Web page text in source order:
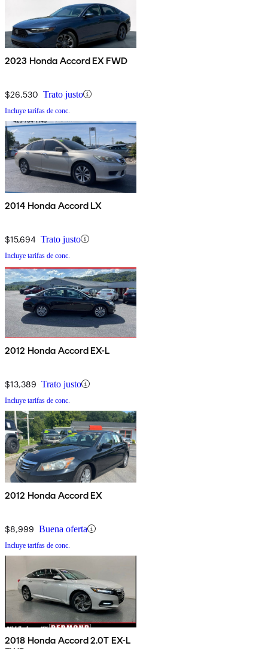
2023 Honda Accord EX FWD
$26,530 Trato justo
Incluye tarifas de conc.
2014 Honda Accord LX
$15,694 Trato justo
Incluye tarifas de conc.
2012 Honda Accord EX-L
$13,389 Trato justo
Incluye tarifas de conc.
2012 Honda Accord EX
$8,999 Buena oferta
Incluye tarifas de conc.
2018 Honda Accord 2.0T EX-L